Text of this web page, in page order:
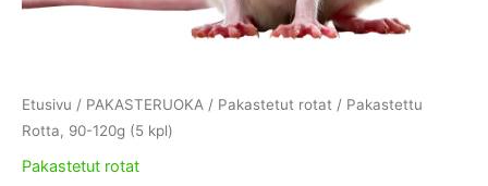
Etusivu / PAKASTERUOKA / Pakastetut rotat / Pakastettu
Rotta, 90-120g (5 kpl)
Pakastetut rotat